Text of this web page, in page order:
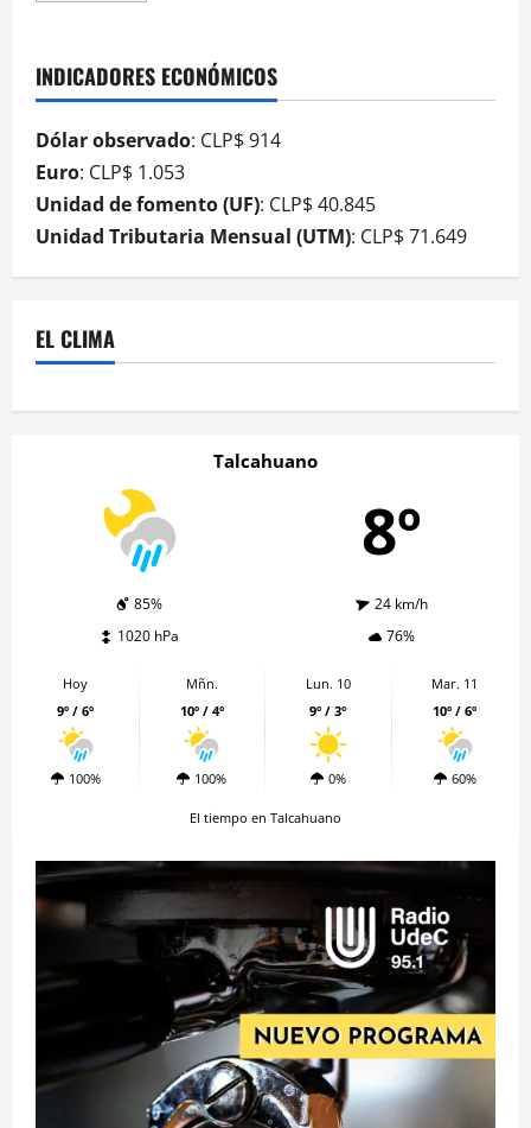
INDICADORES ECONÓMICOS
Dólar observado: CLP$ 914
Euro: CLP$ 1.053
Unidad de fomento (UF): CLP$ 40.845
Unidad Tributaria Mensual (UTM): CLP$ 71.649
EL CLIMA
Talcahuano
8º
85%
24 km/h
1020 hPa
76%
Hoy
9º / 6º
100%
Mñn.
10º / 4º
100%
Lun. 10
9º / 3º
0%
Mar. 11
10º / 6º
60%
El tiempo en Talcahuano